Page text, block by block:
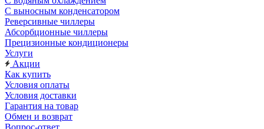
С выносным конденсатором
Реверсивные чиллеры
Абсорбционные чиллеры
Прецизионные кондиционеры
Услуги
Акции
Как купить
Условия оплаты
Условия доставки
Гарантия на товар
Обмен и возврат
Вопрос-ответ